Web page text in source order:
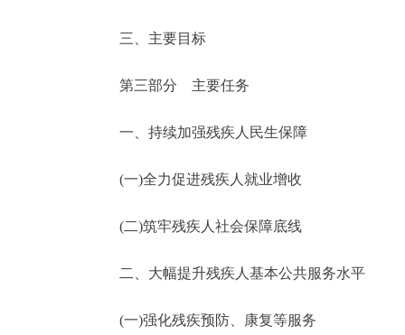
绿色北京
DEUTSCH
ESPAÑOL
ITALIANO
三、主要目标
第三部分 主要任务
一、持续加强残疾人民生保障
(一)全力促进残疾人就业增收
(二)筑牢残疾人社会保障底线
二、大幅提升残疾人基本公共服务水平
(一)强化残疾预防、康复等服务